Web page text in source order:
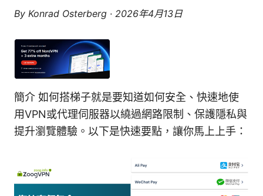
By Konrad Osterberg · 2026年4月13日
簡介 如何搭梯子就是要知道如何安全、快速地使
用VPN或代理伺服器以繞過網路限制、保護隱私與
提升瀏覽體驗。以下是快速要點，讓你馬上上手：